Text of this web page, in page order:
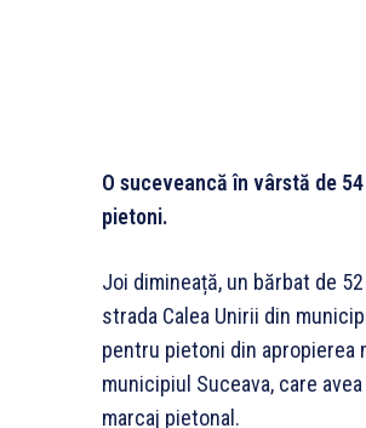
O suceveancă în vârstă de
pietoni.
Joi dimineață, un bărbat de
strada Calea Unirii din
pentru pietoni din apropierea
municipiul Suceava, care
marcaj pietonal.